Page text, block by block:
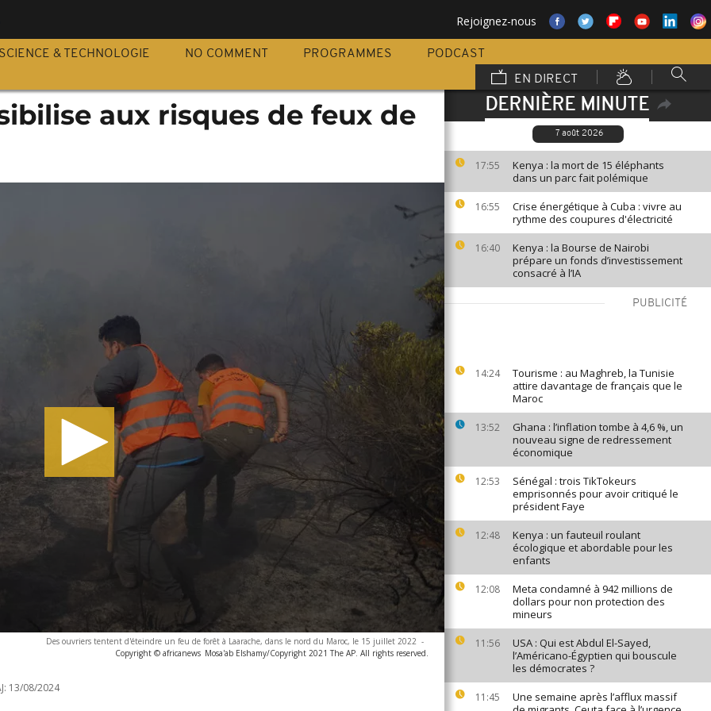
Rejoignez-nous
SCIENCE & TECHNOLOGIE NO COMMENT PROGRAMMES
PODCAST
EN DIRECT
DERNIÈRE MINUTE
7 août 2026
17:55
Kenya : la mort de 15 éléphants
dans un parc fait polémique
16:55
Crise énergétique à Cuba : vivre au
rythme des coupures d'électricité
16:40
Kenya : la Bourse de Nairobi
prépare un fonds d’investissement
consacré à l’IA
PUBLICITÉ
14:24
Tourisme : au Maghreb, la Tunisie
attire davantage de français que le
Maroc
13:52
Ghana : l’inflation tombe à 4,6 %, un
nouveau signe de redressement
économique
12:53
Sénégal : trois TikTokeurs
emprisonnés pour avoir critiqué le
président Faye
12:48
Kenya : un fauteuil roulant
écologique et abordable pour les
enfants
12:08
Meta condamné à 942 millions de
dollars pour non protection des
mineurs
11:56
USA : Qui est Abdul El-Sayed,
l’Américano-Égyptien qui bouscule
les démocrates ?
11:45
Une semaine après l’afflux massif
aux risques de feux de
Des ouvriers tentent d'éteindre un feu de forêt à Laarache, dans le nord du Maroc, le 15 juillet 2022 -
Copyright © africanews Mosa'ab Elshamy/Copyright 2021 The AP. All rights reserved.
13/08/2024